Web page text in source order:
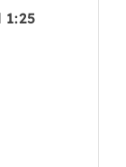
1:25